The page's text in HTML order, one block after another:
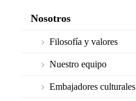
Nosotros
Filosofía y valores
Nuestro equipo
Embajadores culturales